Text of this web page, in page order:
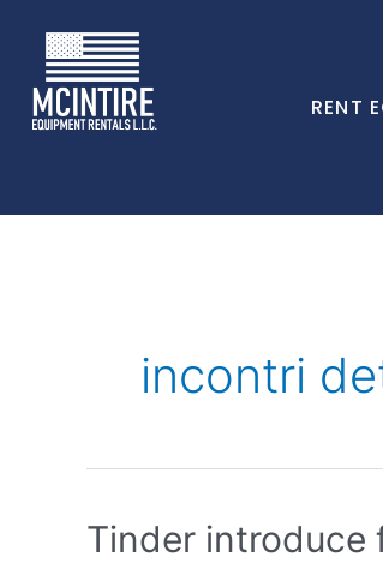
RENT
incontri
Tinder introduce